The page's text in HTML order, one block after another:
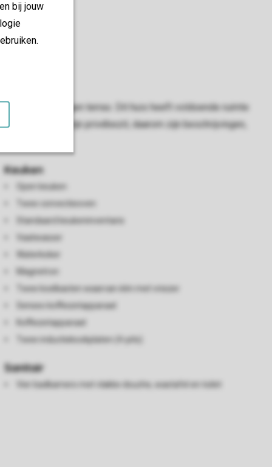
bij jouw
tot een eigen terras. Dit huis heeft voldoende ruimte
zijn privébezit, daarom zijn beschrijvingen,
Keuken
Open keuken
Twee convectieoven
Standaard keukeninventaris
Vaatwasser
Waterkoker
Magnetron
Twee koelkasten waarvan één met vriezer
Senseo koffiezetapparaat
Koffiezetapparaat
Twee inductiekookplaten (4-pits)
Sanitair
Vier badkamers met vlakke douche, wastafel en toilet